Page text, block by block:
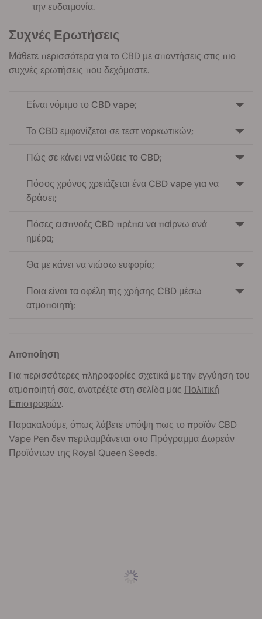
την ευδαιμονία.
Συχνές Ερωτήσεις
Μάθετε περισσότερα για το CBD με απαντήσεις στις πιο
συχνές ερωτήσεις που δεχόμαστε.
Είναι νόμιμο το CBD vape;
Το CBD εμφανίζεται σε τεστ ναρκωτικών;
Πώς σε κάνει να νιώθεις το CBD;
Πόσος χρόνος χρειάζεται ένα CBD vape για να
δράσει;
Πόσες εισπνοές CBD πρέπει να παίρνω ανά
ημέρα;
Θα με κάνει να νιώσω ευφορία;
Ποια είναι τα οφέλη της χρήσης CBD μέσω
ατμοποιητή;
Αποποίηση
Για περισσότερες πληροφορίες σχετικά με την εγγύηση του
ατμοποιητή σας, ανατρέξτε στη σελίδα μας Πολιτική
Επιστροφών.
Παρακαλούμε, όπως λάβετε υπόψη πως το προϊόν CBD
Vape Pen δεν περιλαμβάνεται στο Πρόγραμμα Δωρεάν
Προϊόντων της Royal Queen Seeds.